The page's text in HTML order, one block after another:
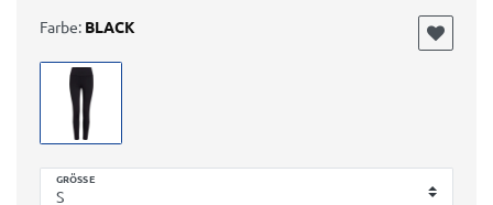
GRÖSSE
Farbe: BLACK